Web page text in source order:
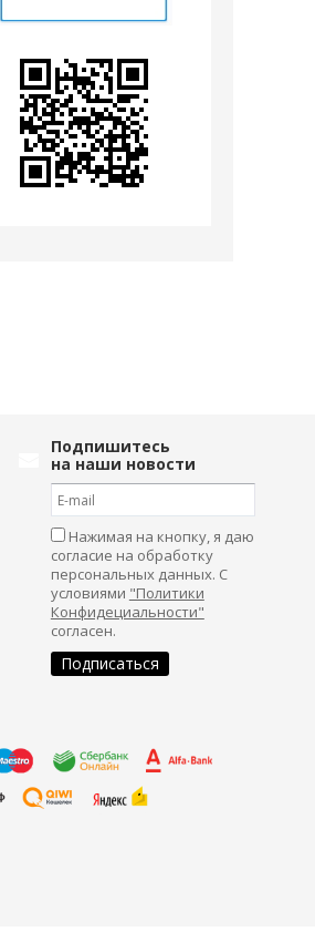
Подпишитесь
на наши новости
Нажимая на кнопку, я даю
согласие на обработку
персональных данных. С
условиями "Политики
Конфидециальности"
согласен.